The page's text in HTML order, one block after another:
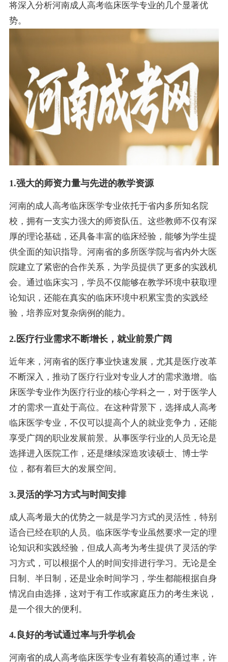
将深入分析河南成人高考临床医学专业的几个显著优
势。
1.强大的师资力量与先进的教学资源
河南的成人高考临床医学专业依托于省内多所知名院
校，拥有一支实力强大的师资队伍。这些教师不仅有深
厚的理论基础，还具备丰富的临床经验，能够为学生提
供全面的知识指导。河南省的多所医学院与省内外大医
院建立了紧密的合作关系，为学员提供了更多的实践机
会。通过临床实习，学员不仅能够在教学环境中获取理
论知识，还能在真实的临床环境中积累宝贵的实践经
验，培养应对复杂病例的能力。
2.医疗行业需求不断增长，就业前景广阔
近年来，河南省的医疗事业快速发展，尤其是医疗改革
不断深入，推动了医疗行业对专业人才的需求激增。临
床医学专业作为医疗行业的核心学科之一，对于医学人
才的需求一直处于高位。在这种背景下，选择成人高考
临床医学专业，不仅可以提高个人的就业竞争力，还能
享受广阔的职业发展前景。从事医学行业的人员无论是
选择进入医院工作，还是继续深造攻读硕士、博士学
位，都有着巨大的发展空间。
3.灵活的学习方式与时间安排
成人高考最大的优势之一就是学习方式的灵活性，特别
适合已经在职的人员。临床医学专业虽然要求一定的理
论知识和实践经验，但成人高考为考生提供了灵活的学
习方式，可以根据个人的时间安排进行学习。无论是全
日制、半日制，还是业余时间学习，学生都能根据自身
情况自由选择，这对于有工作或家庭压力的考生来说，
是一个很大的便利。
4.良好的考试通过率与升学机会
河南省的成人高考临床医学专业有着较高的通过率，许